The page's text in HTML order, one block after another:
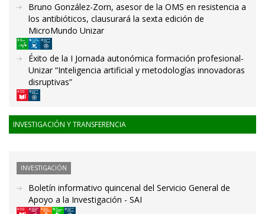
Bruno González-Zorn, asesor de la OMS en resistencia a
los antibióticos, clausurará la sexta edición de
MicroMundo Unizar
Éxito de la I Jornada autonómica formación profesional-
Unizar “Inteligencia artificial y metodologías innovadoras
disruptivas”
INVESTIGACIÓN Y TRANSFERENCIA
INVESTIGACIÓN
Boletín informativo quincenal del Servicio General de
Apoyo a la Investigación - SAI